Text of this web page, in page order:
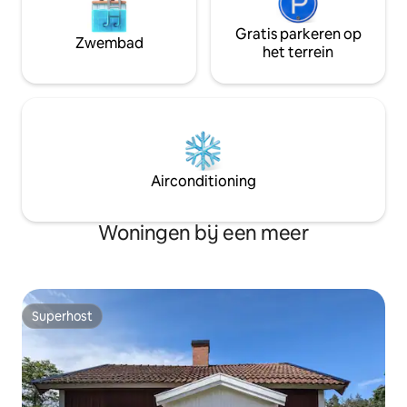
Zwembad
Gratis parkeren op
het terrein
Airconditioning
Woningen bij een meer
Superhost
Superhost